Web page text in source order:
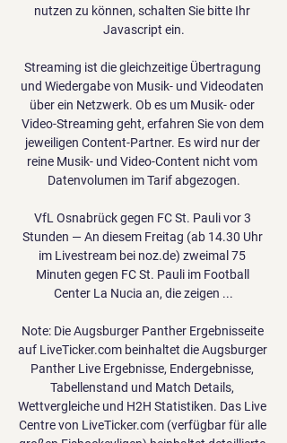
nutzen zu können, schalten Sie bitte Ihr
Javascript ein.
Streaming ist die gleichzeitige Übertragung
und Wiedergabe von Musik- und Videodaten
über ein Netzwerk. Ob es um Musik- oder
Video-Streaming geht, erfahren Sie von dem
jeweiligen Content-Partner. Es wird nur der
reine Musik- und Video-Content nicht vom
Datenvolumen im Tarif abgezogen.
VfL Osnabrück gegen FC St. Pauli vor 3
Stunden — An diesem Freitag (ab 14.30 Uhr
im Livestream bei noz.de) zweimal 75
Minuten gegen FC St. Pauli im Football
Center La Nucia an, die zeigen ...
Note: Die Augsburger Panther Ergebnisseite
auf LiveTicker.com beinhaltet die Augsburger
Panther Live Ergebnisse, Endergebnisse,
Tabellenstand und Match Details,
Wettvergleiche und H2H Statistiken. Das Live
Centre von LiveTicker.com (verfügbar für alle